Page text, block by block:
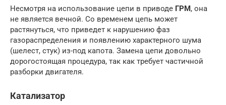
Несмотря на использование цепи в приводе ГРМ, она
не является вечной. Со временем цепь может
растянуться, что приведет к нарушению фаз
газораспределения и появлению характерного шума
(шелест, стук) из-под капота. Замена цепи довольно
дорогостоящая процедура, так как требует частичной
разборки двигателя.
Катализатор